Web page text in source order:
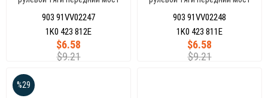
CADDY 03
903 91VV02247
$6.58
$9.21
1K0 423 812E
03
903 91VV02248
$6.58
$9.21
1K0 423 811E
%29